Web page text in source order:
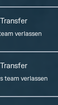
Transfer
verlassen
Transfer
team verlassen